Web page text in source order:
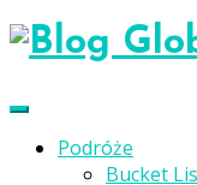
Podróże
Bucket